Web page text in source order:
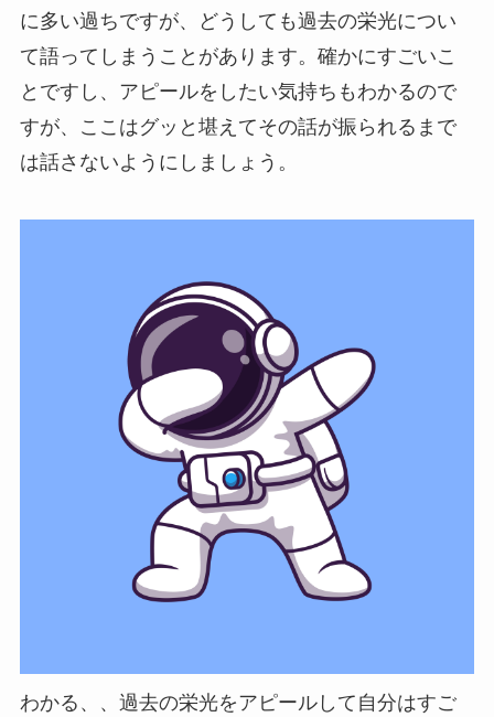
に多い過ちですが、どうしても過去の栄光につい
て語ってしまうことがあります。確かにすごいこ
とですし、アピールをしたい気持ちもわかるので
すが、ここはグッと堪えてその話が振られるまで
は話さないようにしましょう。
わかる、、過去の栄光をアピールして自分はすご